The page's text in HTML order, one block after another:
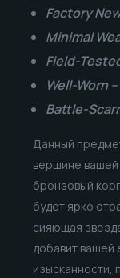
Factory
Minimal
Field-
Well-Worn
Battle-
Данный
вершине вашей
бронзовый
будет ярко
сияющая
добавит вашей
изысканности,